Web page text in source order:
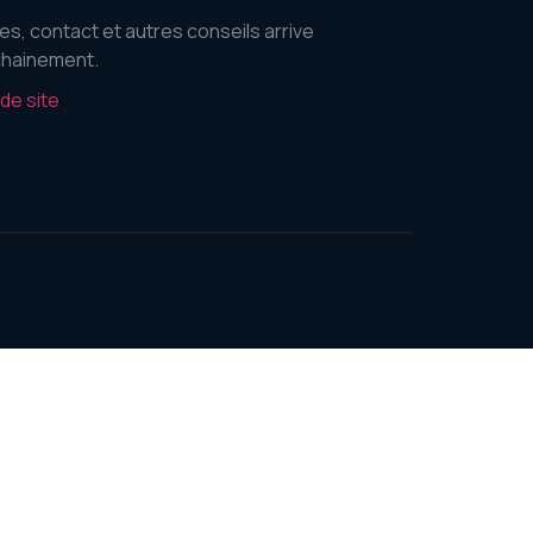
contact et autres conseils arrive
site